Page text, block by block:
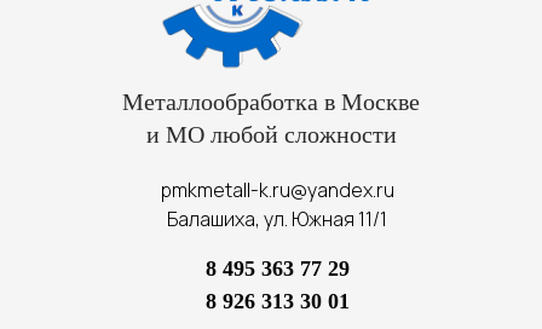
Металлообработка в Москве
и МО любой сложности
pmkmetall-k.ru@yandex.ru
Балашиха, ул. Южная 11/1
8 495 363 77 29
8 926 313 30 01